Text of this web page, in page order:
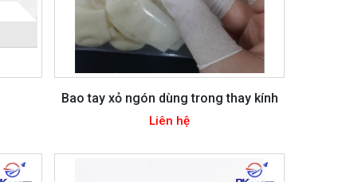
Bao tay xỏ ngón dùng trong thay kính
Liên hệ